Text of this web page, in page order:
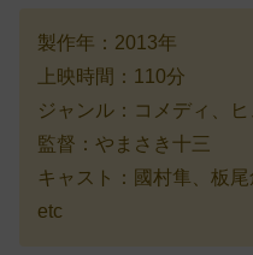
製作年：2013年
上映時間：110分
ジャンル：コメディ、
監督：やまさき十三
キャスト：國村隼、板
etc